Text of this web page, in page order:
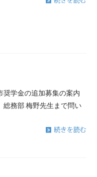
奨学金の追加募集の案内
総務部 梅野先生まで問い